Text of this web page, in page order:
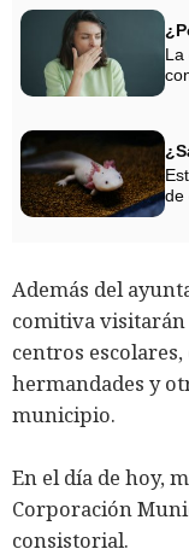
La
de
Además del
comitiva visitarán
centros
hermandades y
municipio.
En el día de hoy,
Corporación
consistorial.